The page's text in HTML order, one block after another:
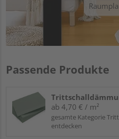
Passende Produkte
ab 4,70 € / m²
gesamte Kategorie
entdecken